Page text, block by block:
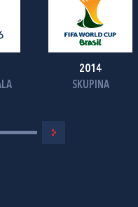
2014
SKUPINA